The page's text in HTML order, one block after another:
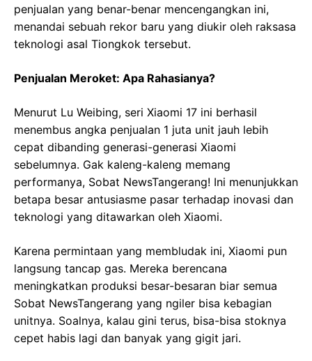
penjualan yang benar-benar mencengangkan ini,
menandai sebuah rekor baru yang diukir oleh raksasa
teknologi asal Tiongkok tersebut.
Penjualan Meroket: Apa Rahasianya?
Menurut Lu Weibing, seri Xiaomi 17 ini berhasil
menembus angka penjualan 1 juta unit jauh lebih
cepat dibanding generasi-generasi Xiaomi
sebelumnya. Gak kaleng-kaleng memang
performanya, Sobat NewsTangerang! Ini menunjukkan
betapa besar antusiasme pasar terhadap inovasi dan
teknologi yang ditawarkan oleh Xiaomi.
Karena permintaan yang membludak ini, Xiaomi pun
langsung tancap gas. Mereka berencana
meningkatkan produksi besar-besaran biar semua
Sobat NewsTangerang yang ngiler bisa kebagian
unitnya. Soalnya, kalau gini terus, bisa-bisa stoknya
cepet habis lagi dan banyak yang gigit jari.